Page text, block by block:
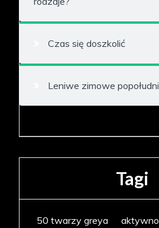
Czas się doszkolić
Leniwe zimowe
Tagi
50 twarzy greya